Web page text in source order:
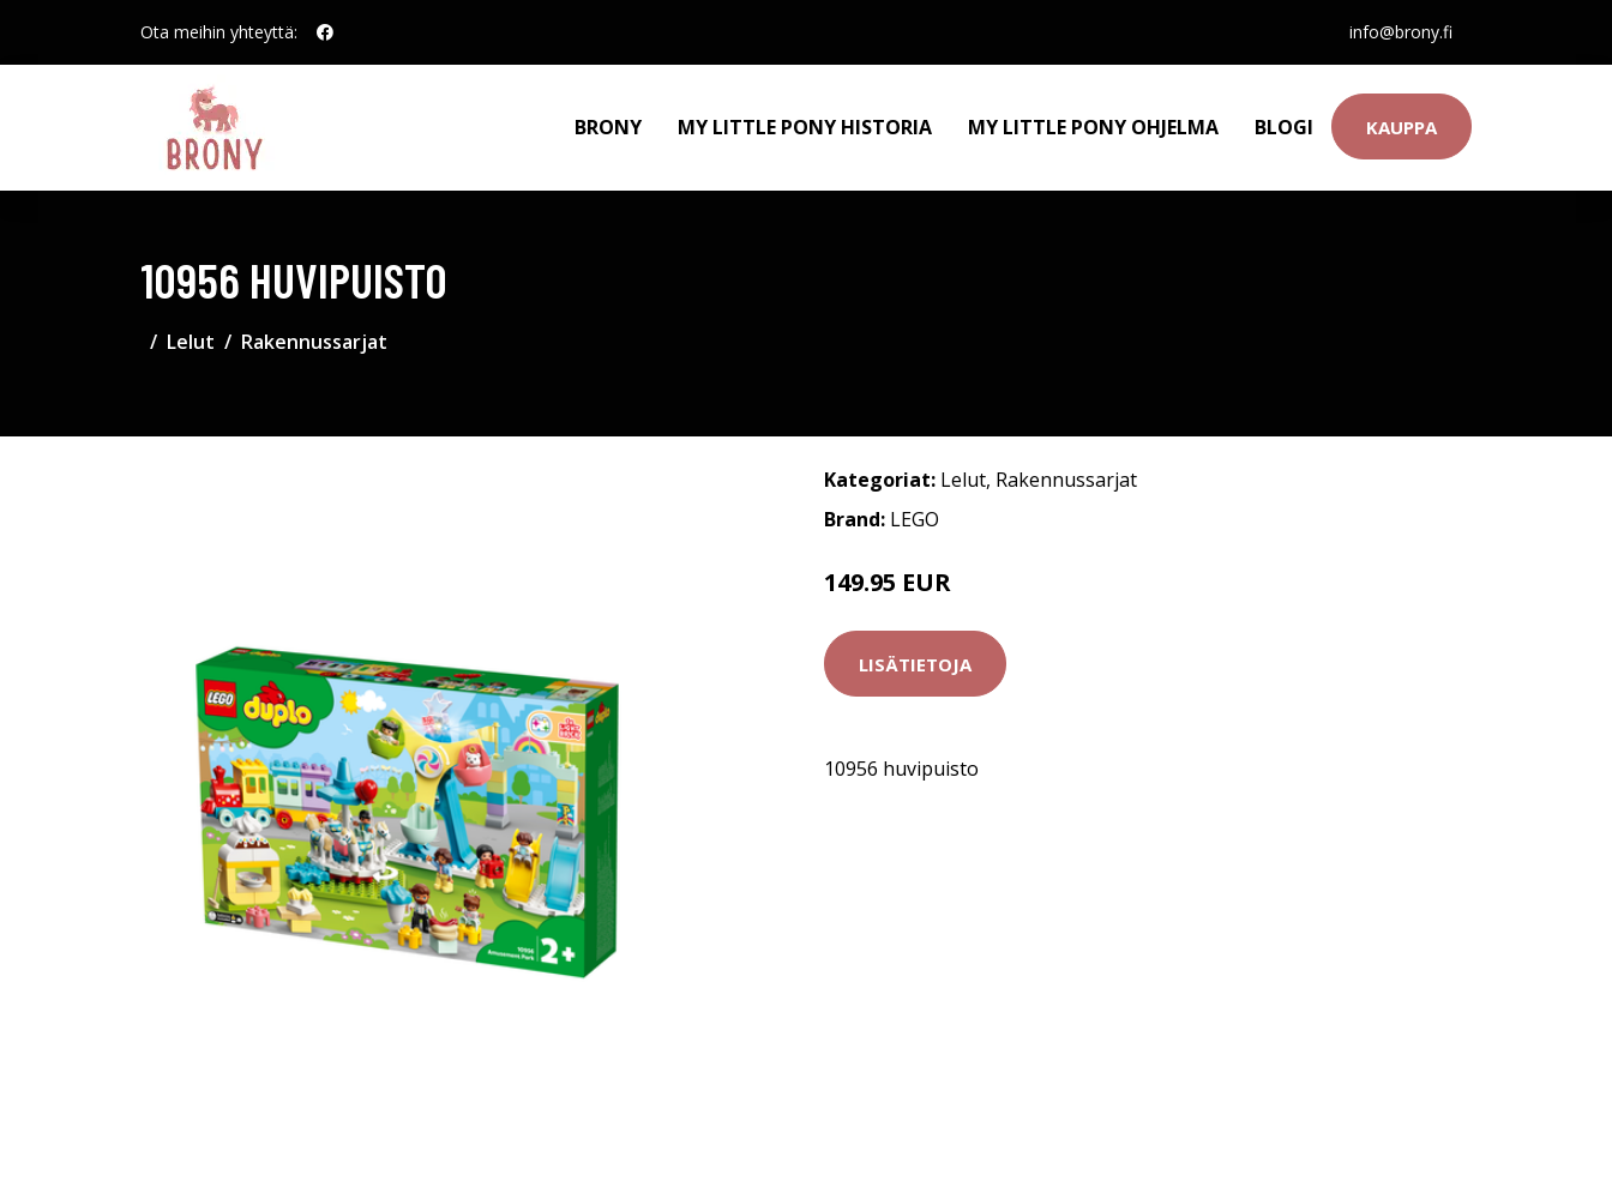
Ota meihin yhteyttä: info@brony.fi
BRONY MY LITTLE PONY HISTORIA MY LITTLE PONY OHJELMA BLOGI KAUPPA
10956 HUVIPUISTO
Lelut Rakennussarjat
Kategoriat: Lelut, Rakennussarjat
Brand: LEGO
149.95 EUR
LISÄTIETOJA
10956 huvipuisto